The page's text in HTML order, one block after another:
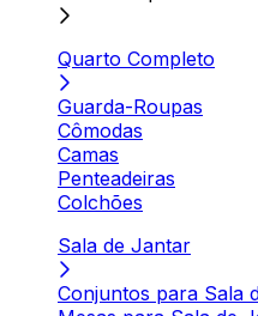
Quarto Completo
Guarda-Roupas
Cômodas
Camas
Penteadeiras
Colchões
Sala de Jantar
Conjuntos para Sala